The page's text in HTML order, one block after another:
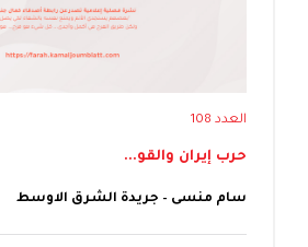
العدد 108
حرب إيران والقو...
سام منسى – جريدة الشرق الاوسط